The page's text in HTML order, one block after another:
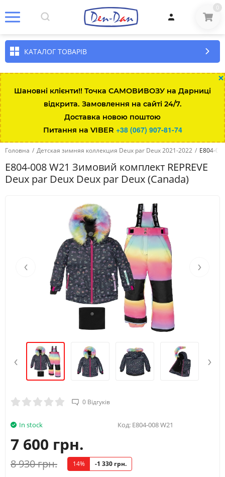
0
КАТАЛОГ ТОВАРІВ
×
Шановні клієнти!! Точка САМОВИВОЗУ на Дарниці
відкрита. Замовлення на сайті 24/7.
Доставка новою поштою
Питання на VIBER +38 (067) 907-81-74
Головна / Детская зимняя коллекция Deux par Deux 2021-2022 / E804-
E804-008 W21 Зимовий комплект REPREVE
Deux par Deux Deux par Deux (Canada)
‹ ›
‹ ›
0 Відгуків
Вік 4Y
Зріст (А) 104/110
Обхват груди (B) 56
Талія (С) 52
Стегна (D) 62
In stock Код: E804-008 W21
7 600 грн.
8 930 грн. 14% -1 330 грн.